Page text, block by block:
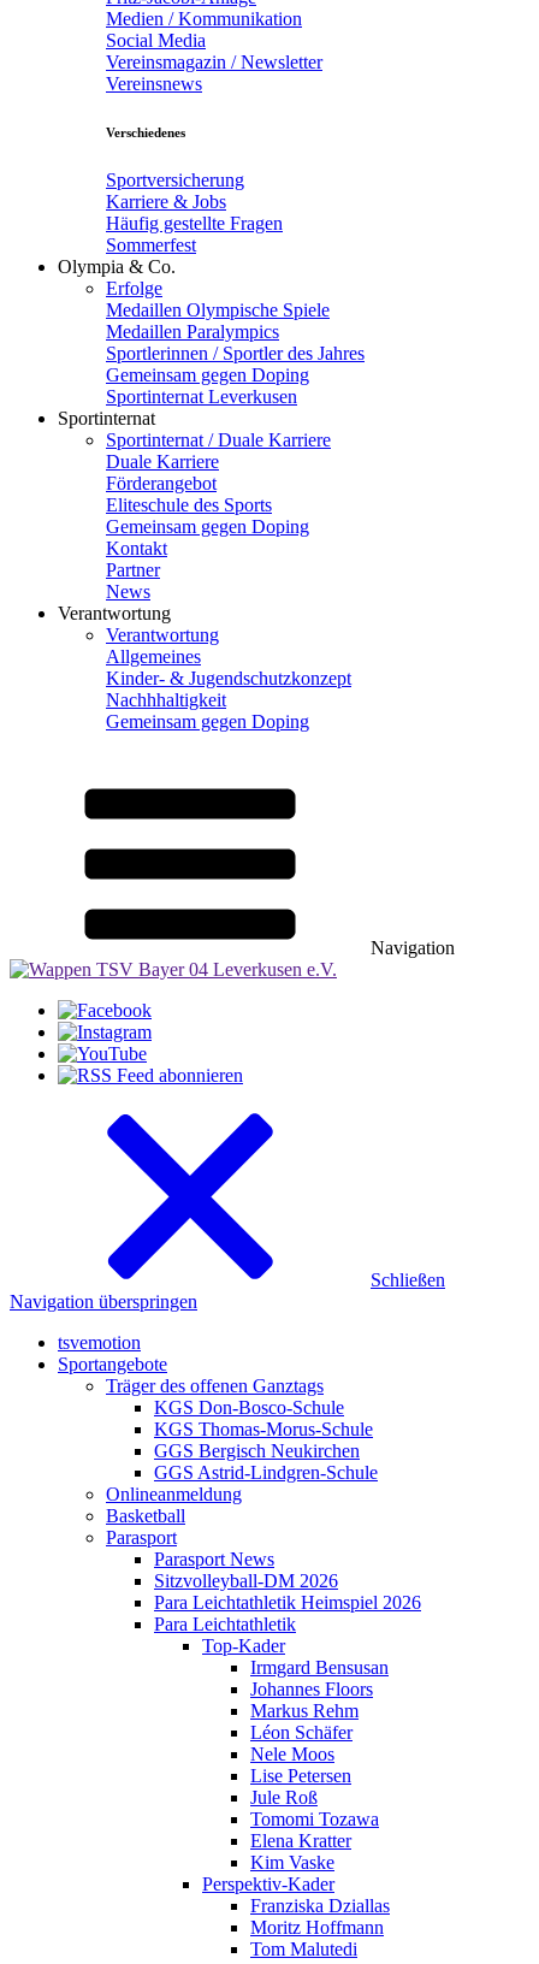
Medien / Kommunikation
Social Media
Vereinsmagazin / Newsletter
Vereinsnews
Verschiedenes
Sportversicherung
Karriere & Jobs
Häufig gestellte Fragen
Sommerfest
Olympia & Co.
Erfolge
Medaillen Olympische Spiele
Medaillen Paralympics
Sportlerinnen / Sportler des Jahres
Gemeinsam gegen Doping
Sportinternat Leverkusen
Sportinternat
Sportinternat / Duale Karriere
Duale Karriere
Förderangebot
Eliteschule des Sports
Gemeinsam gegen Doping
Kontakt
Partner
News
Verantwortung
Verantwortung
Allgemeines
Kinder- & Jugendschutzkonzept
Nachhhaltigkeit
Gemeinsam gegen Doping
Navigation
Schließen
Navigation überspringen
tsvemotion
Sportangebote
Träger des offenen Ganztags
KGS Don-Bosco-Schule
KGS Thomas-Morus-Schule
GGS Bergisch Neukirchen
GGS Astrid-Lindgren-Schule
Onlineanmeldung
Basketball
Parasport
Parasport News
Sitzvolleyball-DM 2026
Para Leichtathletik Heimspiel 2026
Para Leichtathletik
Top-Kader
Irmgard Bensusan
Johannes Floors
Markus Rehm
Léon Schäfer
Nele Moos
Lise Petersen
Jule Roß
Tomomi Tozawa
Elena Kratter
Kim Vaske
Perspektiv-Kader
Franziska Dziallas
Moritz Hoffmann
Tom Malutedi